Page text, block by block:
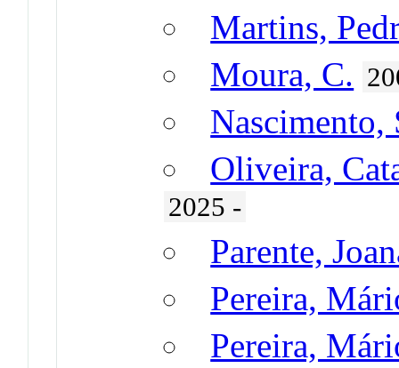
Martins,
Moura, C.
Nascimento,
Oliveira,
2025 -
Parente,
Pereira,
Pereira,